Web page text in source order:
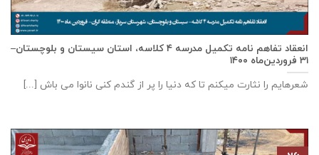
انعقاد تفاهم نامه تكميل مدرسه ۴ كلاسه، استان سیستان و بلوچستان–
۳۱ فروردین‌ماه ۱۴۰۰
شعرهایم را نثارت میکنم تا که دنیا را پر از گندم کنی نانوا می باش [...]